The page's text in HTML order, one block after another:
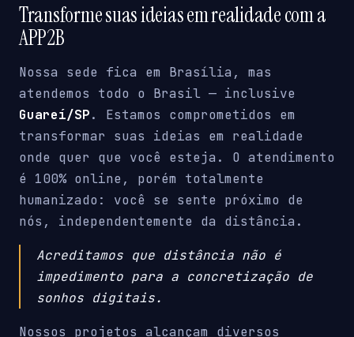
Transforme suas ideias em realidade com a
APP2B
Nossa sede fica em Brasília, mas
atendemos todo o Brasil — inclusive
Guareí/SP. Estamos comprometidos em
transformar suas ideias em realidade
onde quer que você esteja. O atendimento
é 100% online, porém totalmente
humanizado: você se sente próximo de
nós, independentemente da distância.
Acreditamos que distância não é
impedimento para a concretização de
sonhos digitais.
Nossos projetos alcançam diversos